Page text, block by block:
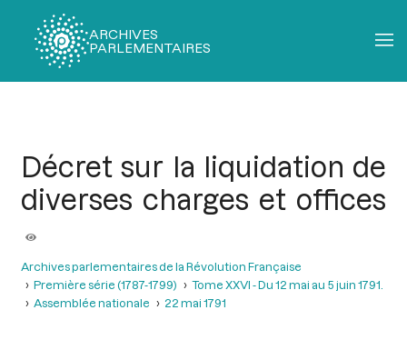
ARCHIVES
PARLEMENTAIRES
Décret sur la liquidation de
diverses charges et offices
Archives parlementaires de la Révolution Française
Première série (1787-1799)
Tome XXVI - Du 12 mai au 5 juin 1791.
Assemblée nationale
22 mai 1791